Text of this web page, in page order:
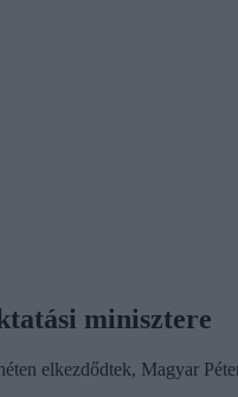
minisztere
elkezdődtek, Magyar